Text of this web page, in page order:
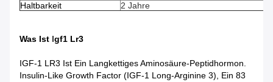
Haltbarkeit
2 Jahre
Was Ist IGf1 Lr3
IGF-1 LR3 Ist Ein Langkettiges Aminosäure-Peptidhormon.
Insulin-Like Growth Factor (IGF-1 Long-Arginine 3), Ein 83